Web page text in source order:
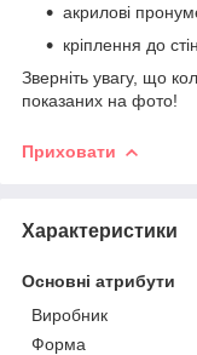
акрилові
кріплення до
Зверніть увагу, що
показаних на фото!
Приховати
Характеристики
Основні атрибути
Виробник
Форма